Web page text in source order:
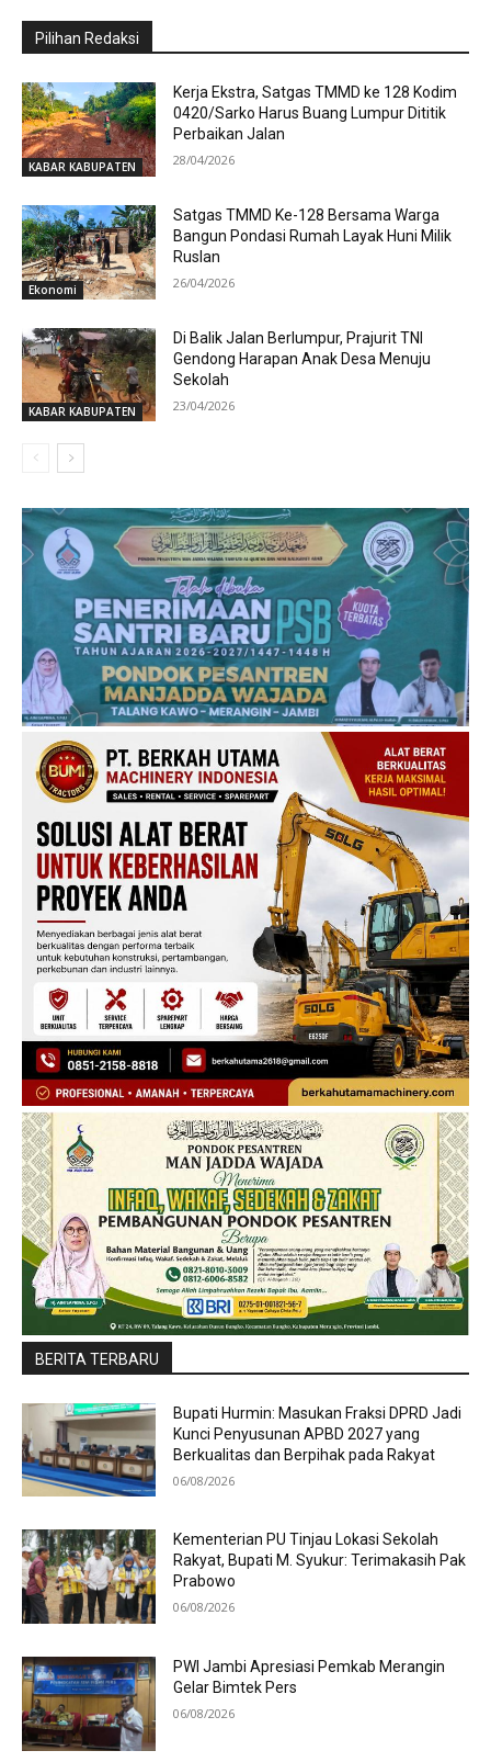
Pilihan Redaksi
KABAR KABUPATEN
Kerja Ekstra, Satgas TMMD ke 128 Kodim
0420/Sarko Harus Buang Lumpur Dititik
Perbaikan Jalan
28/04/2026
Ekonomi
Satgas TMMD Ke-128 Bersama Warga
Bangun Pondasi Rumah Layak Huni Milik
Ruslan
26/04/2026
KABAR KABUPATEN
Di Balik Jalan Berlumpur, Prajurit TNI
Gendong Harapan Anak Desa Menuju
Sekolah
23/04/2026
BERITA TERBARU
Bupati Hurmin: Masukan Fraksi DPRD Jadi
Kunci Penyusunan APBD 2027 yang
Berkualitas dan Berpihak pada Rakyat
06/08/2026
Kementerian PU Tinjau Lokasi Sekolah
Rakyat, Bupati M. Syukur: Terimakasih Pak
Prabowo
06/08/2026
PWI Jambi Apresiasi Pemkab Merangin
Gelar Bimtek Pers
06/08/2026